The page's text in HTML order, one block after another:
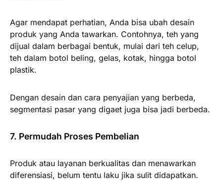
Agar mendapat perhatian, Anda bisa ubah desain
produk yang Anda tawarkan. Contohnya, teh yang
dijual dalam berbagai bentuk, mulai dari teh celup,
teh dalam botol beling, gelas, kotak, hingga botol
plastik.
Dengan desain dan cara penyajian yang berbeda,
segmentasi pasar yang digaet juga bisa jadi berbeda.
7. Permudah Proses Pembelian
Produk atau layanan berkualitas dan menawarkan
diferensiasi, belum tentu laku jika sulit didapatkan.